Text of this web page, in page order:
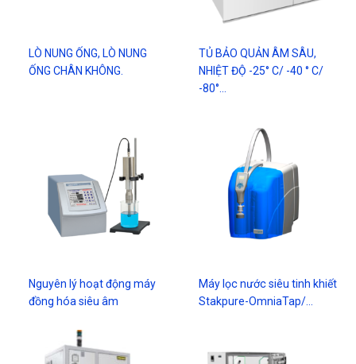
LÒ NUNG ỐNG, LÒ NUNG
ỐNG CHÂN KHÔNG.
TỦ BẢO QUẢN ÂM SÂU,
NHIỆT ĐỘ -25° C/ -40 ° C/
-80°…
Nguyên lý hoạt động máy
đồng hóa siêu âm
Máy lọc nước siêu tinh khiết
Stakpure-OmniaTap/…